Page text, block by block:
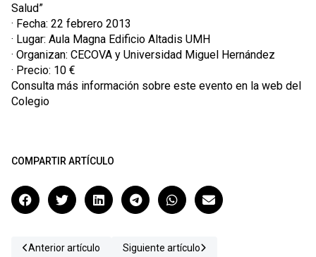
Salud”
· Fecha: 22 febrero 2013
· Lugar: Aula Magna Edificio Altadis UMH
· Organizan: CECOVA y Universidad Miguel Hernández
· Precio: 10 €
Consulta más información sobre este evento en la web del
Colegio
COMPARTIR ARTÍCULO
Anterior artículo Siguiente artículo